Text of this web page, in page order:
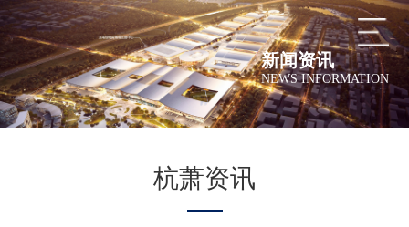
新闻资讯
NEWS INFORMATION
杭萧资讯